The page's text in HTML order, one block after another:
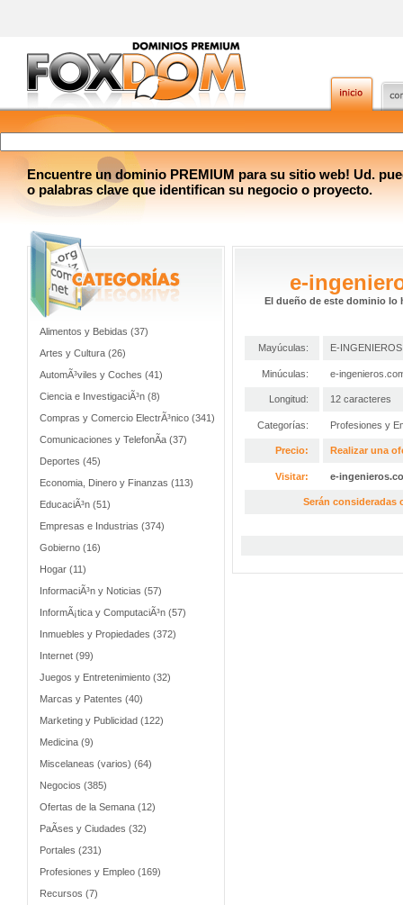
Encuentre un dominio PREMIUM para su sitio web! Ud.
o palabras clave que identifican su negocio o proyecto.
Alimentos y Bebidas (37)
Artes y Cultura (26)
AutomÃ³viles y Coches (41)
Ciencia e InvestigaciÃ³n (8)
Compras y Comercio ElectrÃ³nico (341)
Comunicaciones y TelefonÃ­a (37)
Deportes (45)
Economia, Dinero y Finanzas (113)
EducaciÃ³n (51)
Empresas e Industrias (374)
Gobierno (16)
Hogar (11)
InformaciÃ³n y Noticias (57)
InformÃ¡tica y ComputaciÃ³n (57)
Inmuebles y Propiedades (372)
Internet (99)
Juegos y Entretenimiento (32)
Marcas y Patentes (40)
Marketing y Publicidad (122)
Medicina (9)
Miscelaneas (varios) (64)
Negocios (385)
Ofertas de la Semana (12)
PaÃ­ses y Ciudades (32)
Portales (231)
Profesiones y Empleo (169)
Recursos (7)
e-
El dueño de este dominio lo
Mayúculas: E-
Minúculas: e-
Longitud: 12 caracteres
Categorías: Profesiones y
Precio: Realizar una
Visitar: e-
Serán consideradas